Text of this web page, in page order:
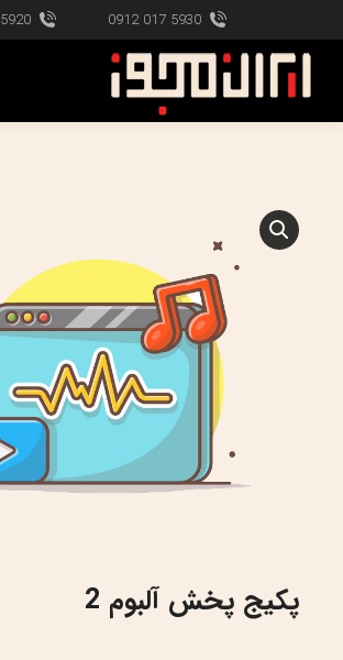
5930 017 0912
5920 017 0912
پکیج پخش آلبوم 2